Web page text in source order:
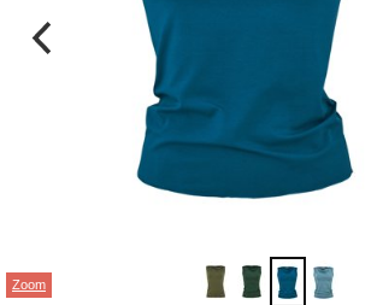
Zoom